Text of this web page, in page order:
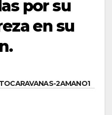
por su
en su
2AMANO1